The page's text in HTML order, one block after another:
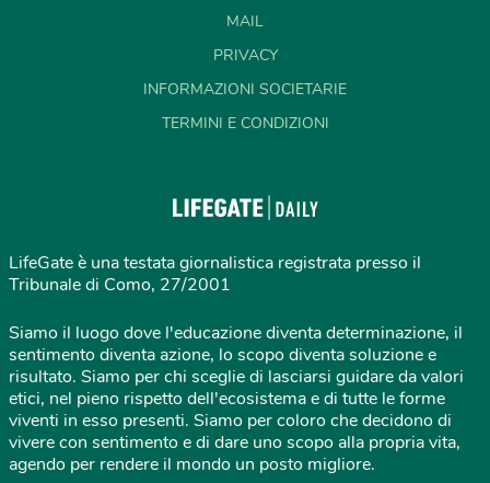
MAIL
PRIVACY
INFORMAZIONI SOCIETARIE
TERMINI E CONDIZIONI
LifeGate è una testata giornalistica registrata presso il
Tribunale di Como, 27/2001
Siamo il luogo dove l'educazione diventa determinazione, il
sentimento diventa azione, lo scopo diventa soluzione e
risultato. Siamo per chi sceglie di lasciarsi guidare da valori
etici, nel pieno rispetto dell'ecosistema e di tutte le forme
viventi in esso presenti. Siamo per coloro che decidono di
vivere con sentimento e di dare uno scopo alla propria vita,
agendo per rendere il mondo un posto migliore.